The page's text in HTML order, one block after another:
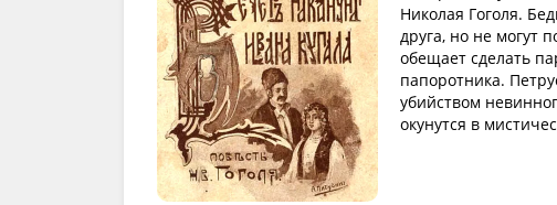
Николая Гоголя.
друга, но не могут
обещает сделать
папоротника.
убийством
окунутся в